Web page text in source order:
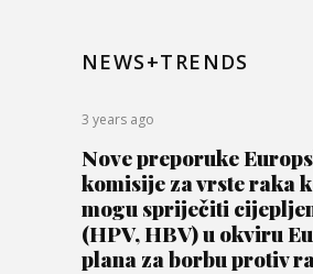
NEWS+TRENDS
3 years ago
Nove preporuke
komisije za vrste raka
mogu spriječiti
(HPV, HBV) u okviru
plana za borbu protiv